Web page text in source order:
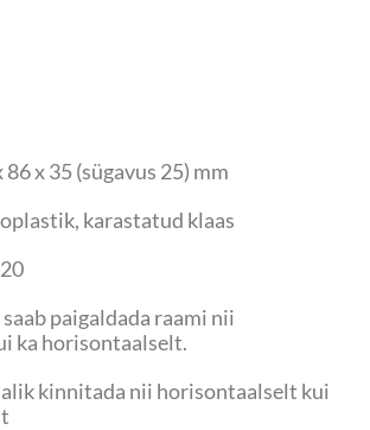
x 35 (sügavus 25) mm
karastatud klaas
paigaldada raami nii
ka horisontaalselt.
kinnitada nii horisontaalselt kui